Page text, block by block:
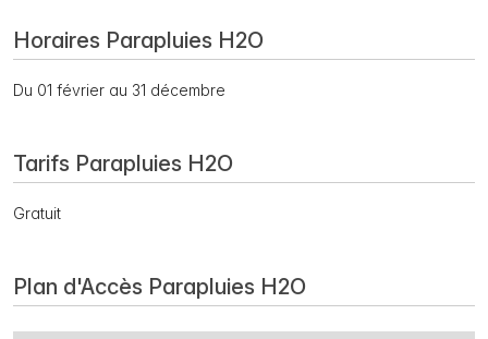
Horaires Parapluies H2O
Du 01 février au 31 décembre
Tarifs Parapluies H2O
Gratuit
Plan d'Accès Parapluies H2O